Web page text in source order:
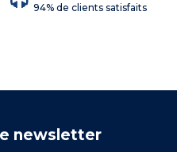
94% de clients satisfaits
newsletter